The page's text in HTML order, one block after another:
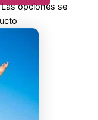
opciones se